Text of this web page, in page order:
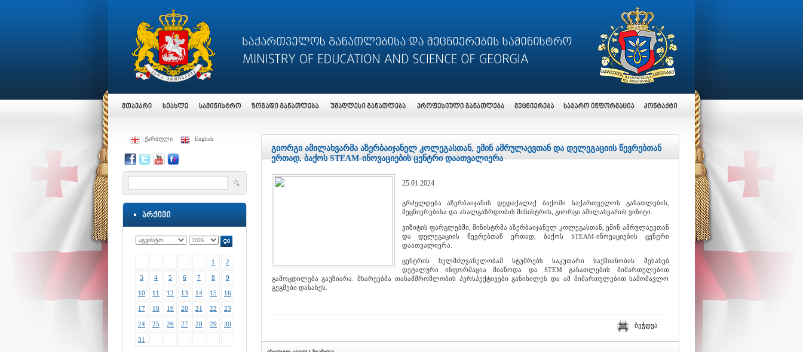
ქართული English
1 2
3 4 5 6 7 8 9
10 11 12 13 14 15 16
17 18 19 20 21 22 23
24 25 26 27 28 29 30
31
გიორგი ამილახვარმა აზერბაიჯანელ კოლეგასთან, ემინ ამრულაევთან და დელეგაციის წევრებთან
ერთად, ბაქოს STEAM-ინოვაციების ცენტრი დაათვალიერა
25.01.2024
გრძელდება აზერბაიჯანის დედაქალაქ ბაქოში საქართველოს განათლების,
მეცნიერებისა და ახალგაზრდობის მინისტრის, გიორგი ამილახვარის ვიზიტი.
ვიზიტის ფარგლებში, მინისტრმა აზერბაიჯანელ კოლეგასთან, ემინ ამრულაევთან
და დელეგაციის წევრებთან ერთად, ბაქოს STEAM-ინოვაციების ცენტრი
დაათვალიერა.
ცენტრის ხელმძღვანელობამ სტუმრებს საკუთარი საქმიანობის შესახებ
დეტალური ინფორმაცია მიაწოდა და STEM განათლების მიმართულებით
გამოცდილება გაუზიარა. მხარეებმა თანამშრომლობის პერსპექტივები განიხილეს და ამ მიმართულებით სამომავლო
გეგმები დასახეს.
ბეჭდვა